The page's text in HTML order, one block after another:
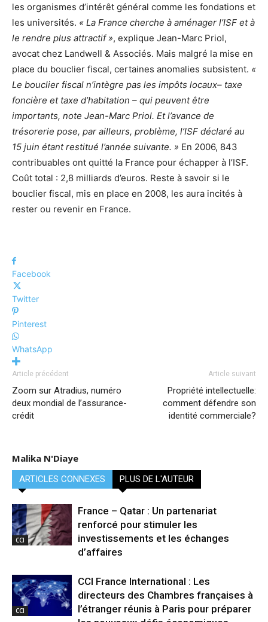
les organismes d’intérêt général comme les fondations et
les universités. « La France cherche à aménager l’ISF et à
le rendre plus attractif », explique Jean-Marc Priol,
avocat chez Landwell & Associés. Mais malgré la mise en
place du bouclier fiscal, certaines anomalies subsistent. «
Le bouclier fiscal n’intègre pas les impôts locaux– taxe
foncière et taxe d’habitation – qui peuvent être
importants, note Jean-Marc Priol. Et l’avance de
trésorerie pose, par ailleurs, problème, l’ISF déclaré au
15 juin étant restitué l’année suivante. » En 2006, 843
contribuables ont quitté la France pour échapper à l’ISF.
Coût total : 2,8 milliards d’euros. Reste à savoir si le
bouclier fiscal, mis en place en 2008, les aura incités à
rester ou revenir en France.
Facebook
Twitter
Pinterest
WhatsApp
Article précédent
Zoom sur Atradius, numéro
deux mondial de l’assurance-
crédit
Article suivant
Propriété intellectuelle:
comment défendre son
identité commerciale?
Malika N'Diaye
ARTICLES CONNEXES PLUS DE L'AUTEUR
CCI
France – Qatar : Un partenariat
renforcé pour stimuler les
investissements et les échanges
d’affaires
CCI
CCI France International : Les
directeurs des Chambres françaises à
l’étranger réunis à Paris pour préparer